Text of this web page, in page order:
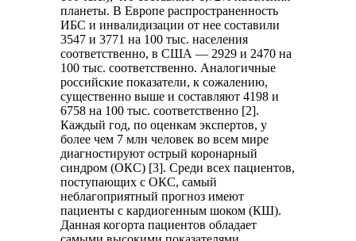
планеты. В Европе распространенность
ИБС и инвалидизации от нее составили
3547 и 3771 на 100 тыс. населения
соответственно, в США — 2929 и 2470 на
100 тыс. соответственно. Аналогичные
российские показатели, к сожалению,
существенно выше и составляют 4198 и
6758 на 100 тыс. соответственно [2].
Каждый год, по оценкам экспертов, у
более чем 7 млн человек во всем мире
диагностируют острый коронарный
синдром (ОКС) [3]. Среди всех пациентов,
поступающих с ОКС, самый
неблагоприятный прогноз имеют
пациенты с кардиогенным шоком (КШ).
Данная когорта пациентов обладает